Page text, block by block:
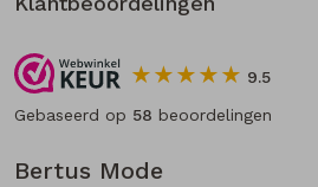
Bertus Mode
9.5
Gebaseerd op 58 beoordelingen